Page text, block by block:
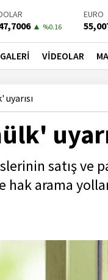
▲ %0.16
EURO
100
13798,82 ▼ %0
VİDEOLAR
satış ve
arama